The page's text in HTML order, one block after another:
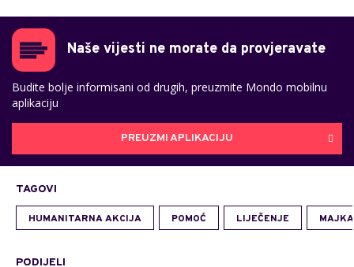
Naše vijesti ne morate da provjeravate
Budite bolje informisani od drugih, preuzmite Mondo mobilnu
aplikaciju
PREUZMI APLIKACIJU
TAGOVI
HUMANITARNA AKCIJA POMOĆ LIJEČENJE MAJKA
PODIJELI